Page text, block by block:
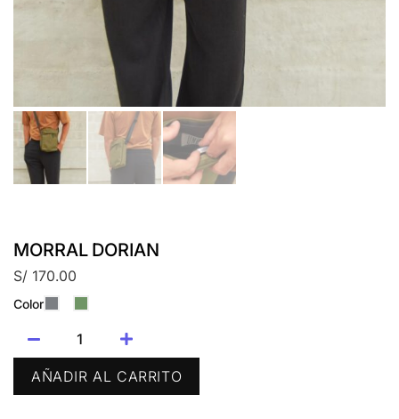
MORRAL DORIAN
S/ 170.00
Color
AÑADIR AL CARRITO